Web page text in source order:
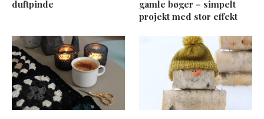
duftpinde
gamle bøger – simpelt
projekt med stor effekt